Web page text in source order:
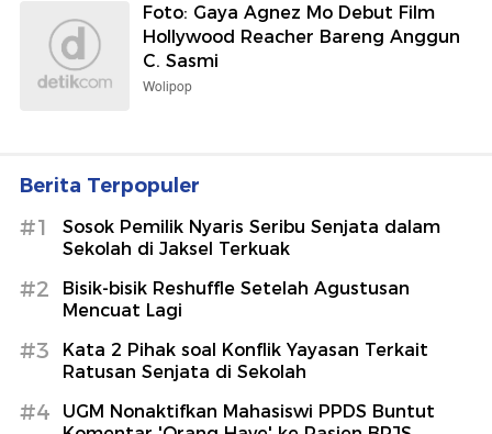
Foto: Gaya Agnez Mo Debut Film
Hollywood Reacher Bareng Anggun
C. Sasmi
Wolipop
Berita Terpopuler
#1
Sosok Pemilik Nyaris Seribu Senjata dalam
Sekolah di Jaksel Terkuak
#2
Bisik-bisik Reshuffle Setelah Agustusan
Mencuat Lagi
#3
Kata 2 Pihak soal Konflik Yayasan Terkait
Ratusan Senjata di Sekolah
#4
UGM Nonaktifkan Mahasiswi PPDS Buntut